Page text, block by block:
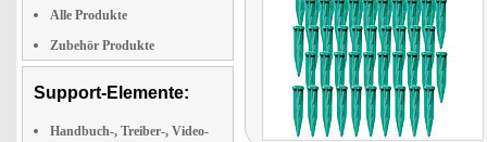
Alle Produkte
Zubehör Produkte
Support-Elemente:
Handbuch-, Treiber-, Video-